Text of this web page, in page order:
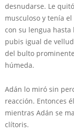
desnudarse. Le
musculoso y tenía
con su lengua
pubis igual de
del bulto
húmeda.
Adán lo miró sin
reacción. Entonces
mientras Adán se
clítoris.